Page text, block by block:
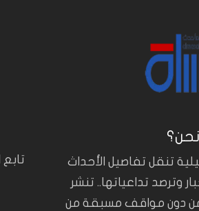
تنقل تفاصيل الأحداث
وترصد تداعياتها.. تنشر
من دون مواقف مسبقة من